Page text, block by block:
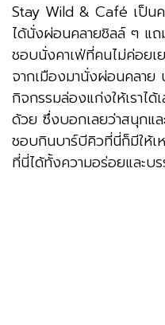
Stay Wild & Café เป็นค
ได้นั่งผ่อนคลายชิลล์ ๆ แถ
ชอบนั่งคาเฟ่ที่คนไม่ค่อยเ
จากเมืองมานั่งผ่อนคลา
กิจกรรมล่องแก่งให้เราไ
ด้วย ซึ่งบอกเลยว่าสนุกแ
ชอบกินบาร์บีคิวที่นี่ก็มีให้
ที่นี่ได้ทั้งความอร่อยและบ